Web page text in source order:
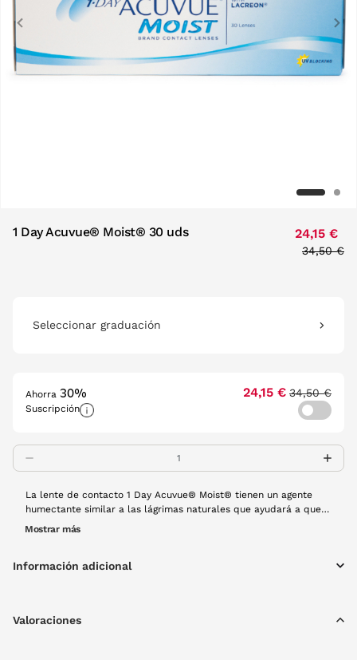
Previous
1 Day Acuvue® Moist® 30 uds 24,15 €
Price
34,50 €to
Seleccionar graduación
Ahorra 30% 24,15 € 34,50 €
Suscripción
La lente de contacto 1 Day Acuvue® Moist® tienen un agente
humectante similar a las lágrimas naturales que ayudará a que
tus ojos se sientan frescos y cómodos durante todo el día.
mantenimiento.
Mostrar más
Información adicional
Valoraciones